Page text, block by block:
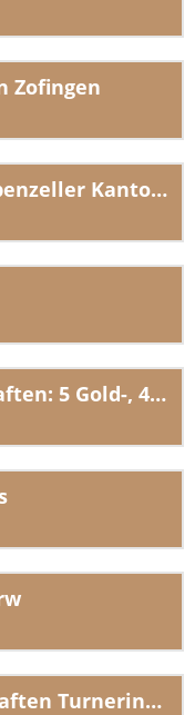
Zofingen
Frauen und Männer am Appenzeller Kantonalturnfest in Herisau – Vereinswettkampf 3-teilig
Innerschweizer Meisterschaften: 5 Gold-, 4 Silber- und 5 Bronzemedaillen
Verbandsjugendmeisterschaften Turnerinnen K1-K4 2026 in Reiden vom 30./31.5.26